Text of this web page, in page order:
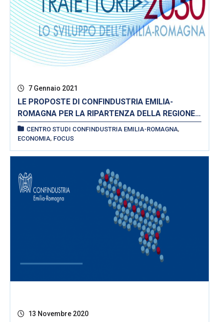
7 Gennaio 2021
LE PROPOSTE DI CONFINDUSTRIA EMILIA-
ROMAGNA PER LA RIPARTENZA DELLA REGIONE E
DEL PAESE
CENTRO STUDI CONFINDUSTRIA EMILIA-ROMAGNA
ECONOMIA FOCUS
13 Novembre 2020